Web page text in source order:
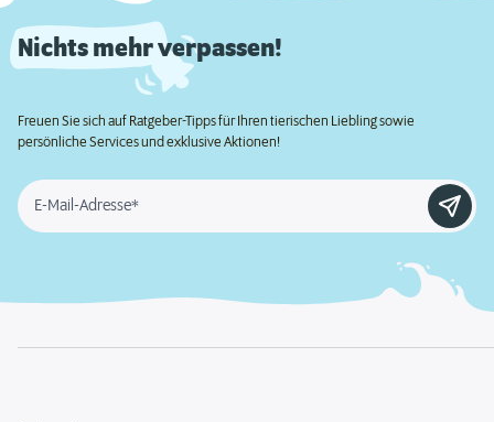
Nichts mehr verpassen!
Freuen Sie sich auf Ratgeber-Tipps für Ihren tierischen Liebling sowie
persönliche Services und exklusive Aktionen!
E-Mail-Adresse*